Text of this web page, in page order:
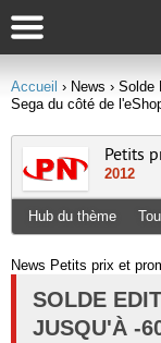
Accueil › News ›
Sega du côté de
Petits
2012
Hub du thème
News Petits prix et
SOLDE
JUSQU'À -